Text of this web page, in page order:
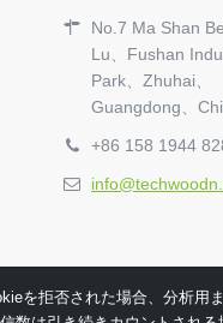
No.7 Ma Shan
Lu、Fushan
Park、Zhuhai、
Guangdong、
+86 158 1944
を拒否された場合、分析